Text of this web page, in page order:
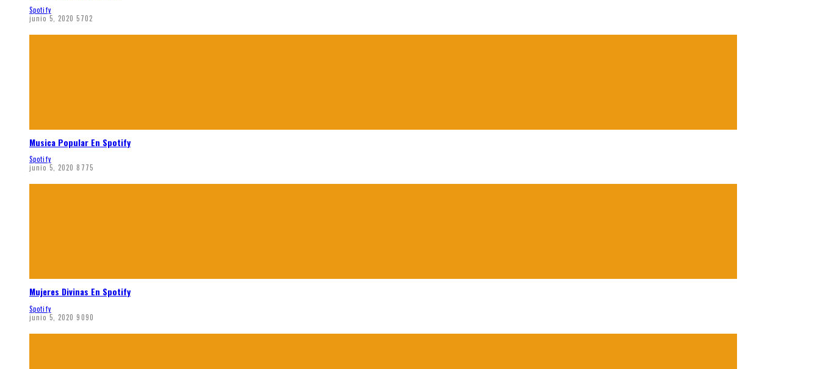
Spotify
junio 5, 2020 5702
Musica Popular En Spotify
Spotify
junio 5, 2020 8775
Mujeres Divinas En Spotify
Spotify
junio 5, 2020 9090